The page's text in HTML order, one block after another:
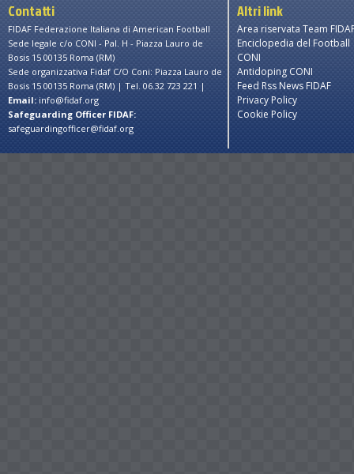
For
purposes only For development purposes only
Contatti
FIDAF Federazione Italiana di American Football
Sede legale c/o CONI - Pal. H - Piazza Lauro de
Bosis 15 00135 Roma (RM)
Sede organizzativa Fidaf C/O Coni: Piazza Lauro de
Bosis 15 00135 Roma (RM) | Tel. 06.32 723 221 |
Email: info@fidaf.org
Safeguarding Officer FIDAF:
safeguardingofficer@fidaf.org
Altri link
Area riservata Team
Enciclopedia del Football
CONI
Antidoping CONI
Feed Rss News FIDAF
Privacy Policy
Cookie Policy